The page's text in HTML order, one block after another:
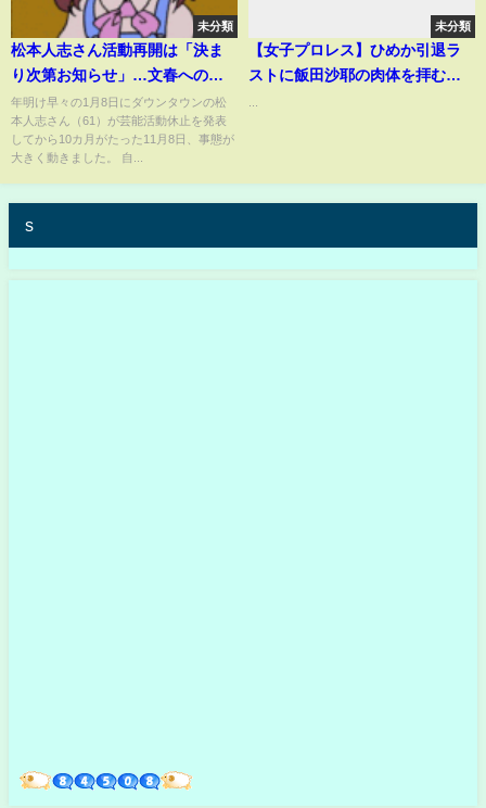
未分類
松本人志さん活動再開は「決ま
り次第お知らせ」…文春への訴
え取り下げ相手女性には「物的
証拠ない」も「率直にお詫び」
年明け早々の1月8日にダウンタウンの松
本人志さん（61）が芸能活動休止を発表
してから10カ月がたった11月8日、事態が
大きく動きました。 自...
未分類
【女子プロレス】ひめか引退ラ
ストに飯田沙耶の肉体を拝む！
s